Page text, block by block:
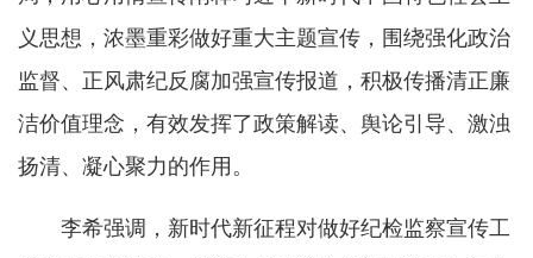
义思想，浓墨重彩做好重大主题宣传，围绕强化政治
监督、正风肃纪反腐加强宣传报道，积极传播清正廉
洁价值理念，有效发挥了政策解读、舆论引导、激浊
扬清、凝心聚力的作用。
李希强调，新时代新征程对做好纪检监察宣传工